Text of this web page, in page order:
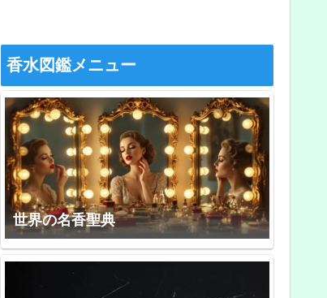
香水図鑑メニュー
世界の名香聖典